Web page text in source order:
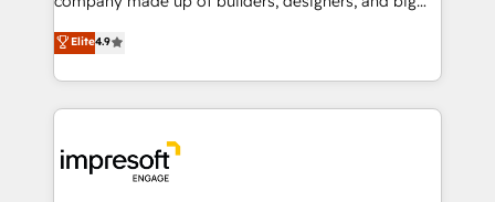
Platform Migration Excellence. • Top 3 Partner of the
Year LATAM 2022, 2023, 2024, 2025. • Partner of the
business with HubSpot? Let Cebra’s experts help
you grow faster, smarter, and with impact.
thinkers. We blend strategy, design, and
development—always fueled by curiosity—to turn
ideas, opportunities, and challenges into meaningful
experiences. To us, technology is more than just
and—most importantly—simple. That’s why we lean
into bold ideas and shape them into thoughtful
Elite4.9